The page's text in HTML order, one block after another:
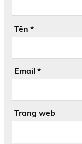
Tên *
Email *
Trang web